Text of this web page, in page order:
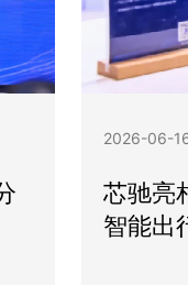
2026-06-
芯驰亮
智能出